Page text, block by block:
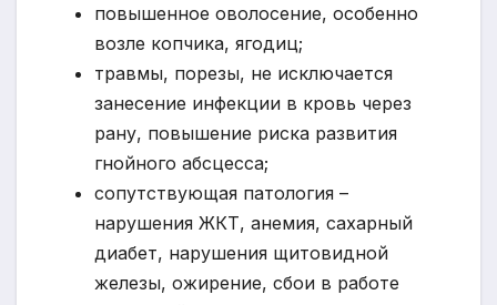
повышенное оволосение, особенно
возле копчика, ягодиц;
травмы, порезы, не исключается
занесение инфекции в кровь через
рану, повышение риска развития
гнойного абсцесса;
сопутствующая патология –
нарушения ЖКТ, анемия, сахарный
диабет, нарушения щитовидной
железы, ожирение, сбои в работе